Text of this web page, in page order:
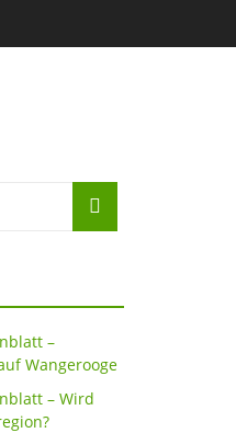
–
Wangerooge
– Wird